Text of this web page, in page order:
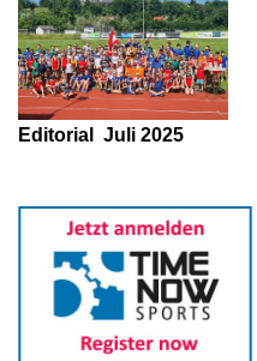
Editorial Juli 2025